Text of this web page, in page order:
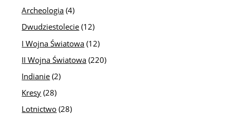
Archeologia (4)
Dwudziestolecie (12)
I Wojna Światowa (12)
II Wojna Światowa (220)
Indianie (2)
Kresy (28)
Lotnictwo (28)